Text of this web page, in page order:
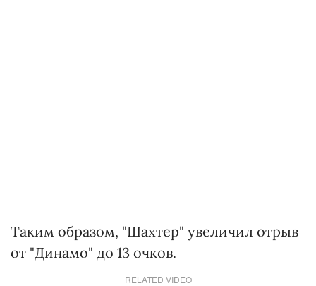
Таким образом, "Шахтер" увеличил отрыв
от "Динамо" до 13 очков.
RELATED VIDEO